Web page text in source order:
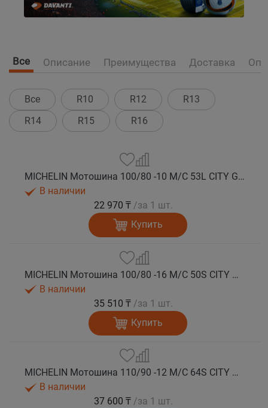
Все Описание Преимущества Доставка
Все R10 R12
R13
R14
R15 R16
MICHELIN Мотошина 100/80 -10 M/C 53L CITY GRIP 2 TL F/R
В наличии
22 970 ₸ /за 1 шт.
Купить
MICHELIN Мотошина 100/80 -16 M/C 50S CITY GRIP 2 TL F/R
В наличии
35 510 ₸ /за 1 шт.
Купить
MICHELIN Мотошина 110/90 -12 M/C 64S CITY GRIP 2 F/R TL
В наличии
37 600 ₸ /за 1 шт.